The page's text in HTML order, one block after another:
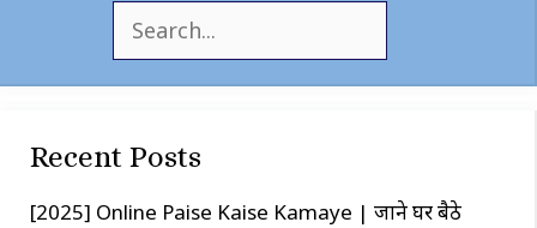
h
Recent Posts
[2025] Online Paise Kaise Kamaye | जाने घर बैठे